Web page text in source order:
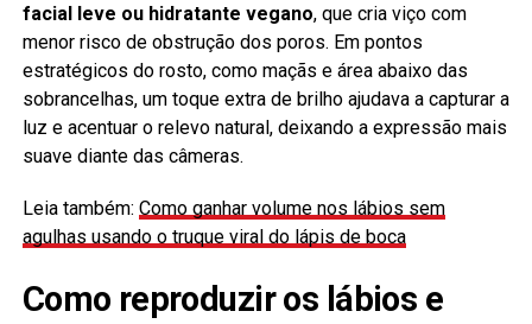
facial leve ou hidratante vegano, que cria viço com
menor risco de obstrução dos poros. Em pontos
estratégicos do rosto, como maçãs e área abaixo das
sobrancelhas, um toque extra de brilho ajudava a capturar a
luz e acentuar o relevo natural, deixando a expressão mais
suave diante das câmeras.
Leia também: Como ganhar volume nos lábios sem
agulhas usando o truque viral do lápis de boca
Como reproduzir os lábios e